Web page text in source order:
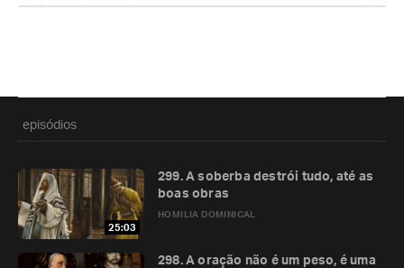
episódios
25:03
HOMILIA DOMINICAL
299. A soberba destrói tudo, até as
boas obras
298. A oração não é um peso, é uma